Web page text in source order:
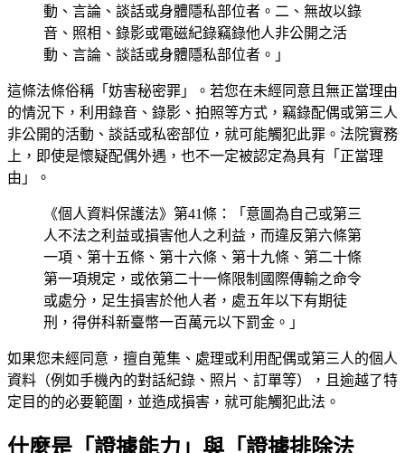
動、言論、談話或身體隱私部位者。二、無故以錄
音、照相、錄影或電磁紀錄竊錄他人非公開之活
動、言論、談話或身體隱私部位者。」
這條法條俗稱「妨害秘密罪」。若您在未經同意且無正當理由
的情況下，利用錄音、錄影、拍照等方式，竊錄配偶或第三人
非公開的活動、談話或私密部位，就可能觸犯此罪。法院實務
上，即使是懷疑配偶外遇，也不一定被認定為具有「正當理
由」。
《個人資料保護法》第41條：「意圖為自己或第三
人不法之利益或損害他人之利益，而違反第六條第
一項、第十五條、第十六條、第十九條、第二十條
第一項規定，或依第二十一條限制國際傳輸之命令
或處分，足生損害於他人者，處五年以下有期徒
刑，得併科新臺幣一百萬元以下罰金。」
如果您未經同意，擅自蒐集、處理或利用配偶或第三人的個人
資料（例如手機內的對話紀錄、照片、訂單等），且逾越了特
定目的的必要範圍，並造成損害，就可能觸犯此法。
什麼是「證據能力」與「證據排除法